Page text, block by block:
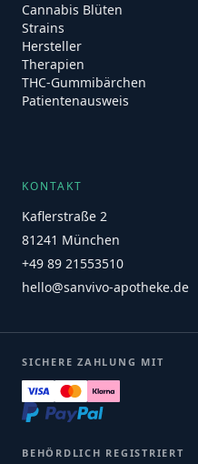
Cannabis Blüten
Strains
Hersteller
Therapien
THC-Gummibärchen
Patientenausweis
KONTAKT
Kaflerstraße 2
81241 München
+49 89 21553510
hello@sanvivo-apotheke.de
SICHERE ZAHLUNG MIT
BEHÖRDLICH REGISTRIERT